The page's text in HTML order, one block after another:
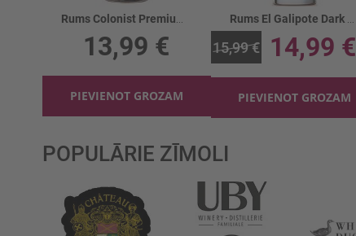
Rums Colonist Premium Spiced Black 40%
13,99 €
PIEVIENOT GROZAM
Rums El Galipote Dark 40%
15,99 € 14,99 €
PIEVIENOT GROZAM
POPULĀRIE ZĪMOLI